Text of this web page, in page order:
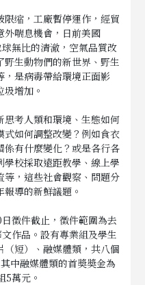
缩，工廠暫停運作，經貿
外喘息機會，日前美國
無比的清澈，空氣品質改
生動物們的新世界、野生
，是病毒帶給環境正面影
增加。
思考人類和環境、生態如何
如何調整改變？例如食衣
有什麼變化？或是各行各
校採取遠距教學、線上學
，這些社會觀察、問題分
導的新鮮議題。
徵件截止，徵件範圍為去
作品。設有專業組及學生
短）、融媒體類，共八個
中融媒體類的首奬奬金為
5萬元。